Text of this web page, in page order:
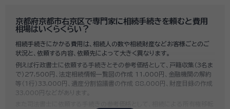
京都府京都市右京区で専門家に相続手続きを頼むと費用
相場はいくらくらい？
相続手続きにかかる費用は、相続人の数や相続財産などお客様ごとのご
状況と、依頼する内容、依頼先によって大きく異なります。
例えば行政書士に依頼する手続きとその参考価格として、戸籍収集（3名ま
で）27,500円、法定相続情報一覧図の作成 11,000円、金融機関の解約
等（1行）33,000円、遺産分割協議書の作成 88,000円、財産目録の作成
33,000円などがあります。